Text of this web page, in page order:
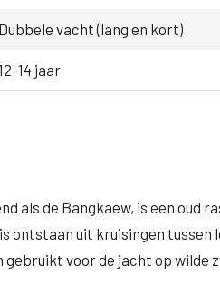
Dubbele vacht (lang en kort)
14 jaar
als de Bangkaew, is een oud
ontstaan uit kruisingen tussen
gebruikt voor de jacht op wilde